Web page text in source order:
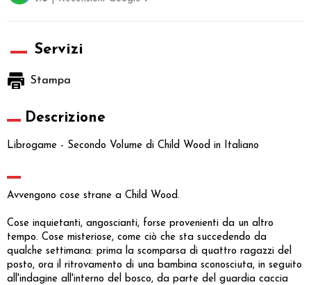
Servizi
Stampa
Descrizione
Librogame - Secondo Volume di Child Wood in Italiano
Avvengono cose strane a Child Wood.
Cose inquietanti, angoscianti, forse provenienti da un altro
tempo. Cose misteriose, come ciò che sta succedendo da
qualche settimana: prima la scomparsa di quattro ragazzi del
posto, ora il ritrovamento di una bambina sconosciuta, in seguito
all'indagine all'interno del bosco, da parte del guardia caccia